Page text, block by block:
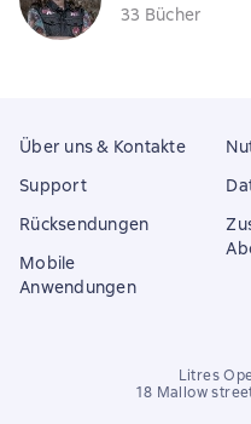
33 Bücher
Über uns & Kontakte
Support
Rücksendungen
Mobile
Anwendungen
Litres
18 Mallow